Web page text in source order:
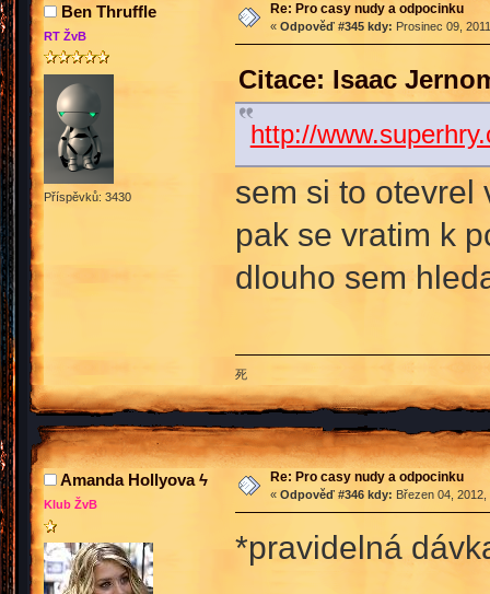
Ben Thruffle
RT ŽvB
Příspěvků: 3430
Re: Pro casy nudy a odpocinku
« Odpověď #345 kdy: Prosinec 09,
Citace: Isaac
http://
sem si to otevrel
pak se vratim k
dlouho sem
死
Amanda Hollyova ϟ
Klub ŽvB
Re: Pro casy nudy a odpocinku
« Odpověď #346 kdy: Březen 04,
*pravidelná